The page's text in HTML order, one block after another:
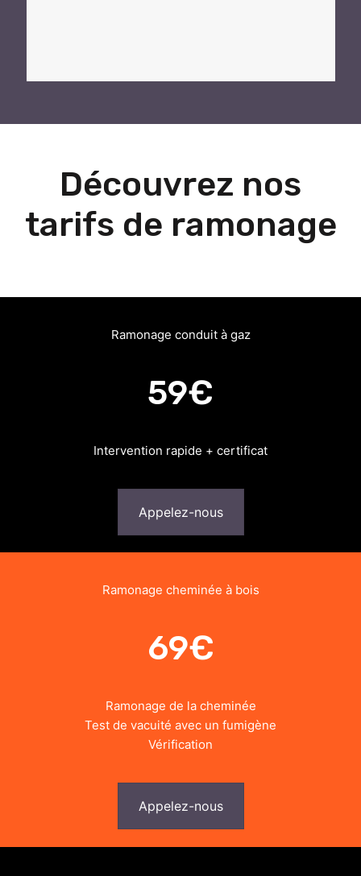
Découvrez nos
tarifs de ramonage
Ramonage conduit à gaz
59€
Intervention rapide + certificat
Appelez-nous
Ramonage cheminée à bois
69€
Ramonage de la cheminée
Test de vacuité avec un fumigène
Vérification
Appelez-nous